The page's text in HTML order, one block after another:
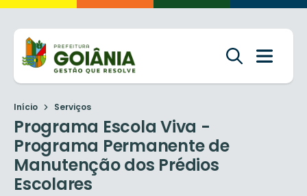
Início Serviços
Programa Escola Viva -
Programa Permanente de
Manutenção dos Prédios
Escolares